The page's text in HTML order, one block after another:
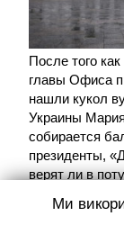
После того
главы Офиса
нашли кукол
Украины
собирается
президенты,
верят ли в
Ми